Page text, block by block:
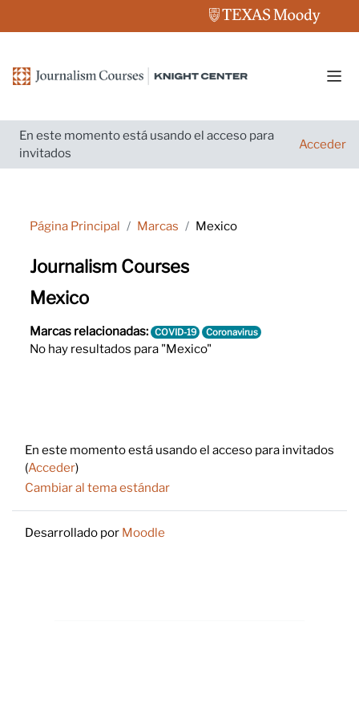
En este momento está usando el acceso para
invitados
Acceder
Página Principal Marcas Mexico
Journalism Courses
Mexico
Marcas relacionadas: COVID-19 Coronavirus
No hay resultados para "Mexico"
En este momento está usando el acceso para invitados
(Acceder)
Cambiar al tema estándar
Desarrollado por Moodle